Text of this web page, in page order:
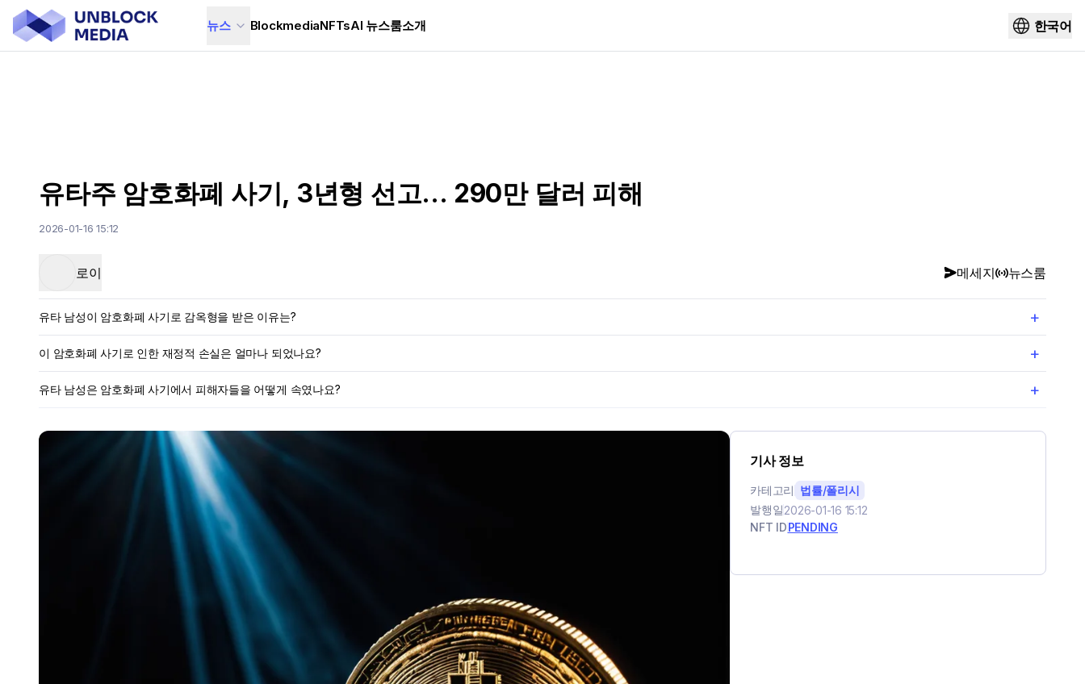
뉴스 BlockmediaNFTsAI 뉴스룸소개 한국어
유타주 암호화폐 사기, 3년형 선고… 290만 달러 피해
2026-01-16 15:12
로이 메세지 뉴스룸
유타 남성이 암호화폐 사기로 감옥형을 받은 이유는? +
이 암호화폐 사기로 인한 재정적 손실은 얼마나 되었나요? +
유타 남성은 암호화폐 사기에서 피해자들을 어떻게 속였나요? +
기사 정보
카테고리 법률/폴리시
발행일2026-01-16 15:12
NFT IDPENDING